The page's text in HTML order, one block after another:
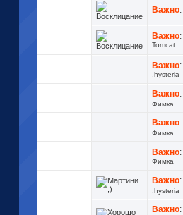
Важно:
Важно:
Tomcat
Важно:
.hysteria
Важно:
Фимка
Важно:
Фимка
Важно:
Фимка
Важно:
.hysteria
Важно: